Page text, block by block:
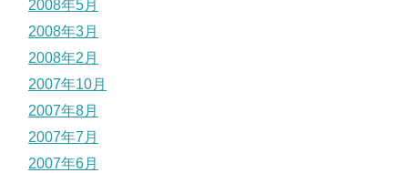
2008年5月
2008年3月
2008年2月
2007年10月
2007年8月
2007年7月
2007年6月